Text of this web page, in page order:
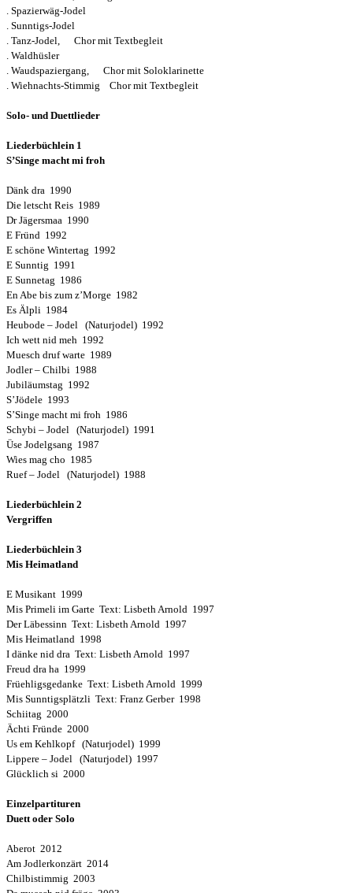
. Spazierwäg-Jodel
. Sunntigs-Jodel
. Tanz-Jodel, Chor mit Textbegleit
. Waldhüsler
. Waudspaziergang, Chor mit Soloklarinette
. Wiehnachts-Stimmig Chor mit Textbegleit
Solo- und Duettlieder
Liederbüchlein 1
S’Singe macht mi froh
Dänk dra 1990
Die letscht Reis 1989
Dr Jägersmaa 1990
E Fründ 1992
E schöne Wintertag 1992
E Sunntig 1991
E Sunnetag 1986
En Abe bis zum z’Morge 1982
Es Älpli 1984
Heubode – Jodel (Naturjodel) 1992
Ich wett nid meh 1992
Muesch druf warte 1989
Jodler – Chilbi 1988
Jubiläumstag 1992
S’Jödele 1993
S’Singe macht mi froh 1986
Schybi – Jodel (Naturjodel) 1991
Üse Jodelgsang 1987
Wies mag cho 1985
Ruef – Jodel (Naturjodel) 1988
Liederbüchlein 2
Vergriffen
Liederbüchlein 3
Mis Heimatland
E Musikant 1999
Mis Primeli im Garte Text: Lisbeth Arnold 1997
Der Läbessinn Text: Lisbeth Arnold 1997
Mis Heimatland 1998
I dänke nid dra Text: Lisbeth Arnold 1997
Freud dra ha 1999
Früehligsgedanke Text: Lisbeth Arnold 1999
Mis Sunntigsplätzli Text: Franz Gerber 1998
Schiitag 2000
Ächti Fründe 2000
Us em Kehlkopf (Naturjodel) 1999
Lippere – Jodel (Naturjodel) 1997
Glücklich si 2000
Einzelpartituren
Duett oder Solo
Aberot 2012
Am Jodlerkonzärt 2014
Chilbistimmig 2003